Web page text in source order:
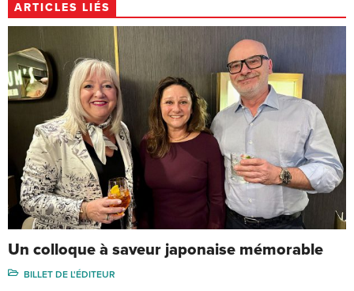
ARTICLES LIÉS
Un colloque à saveur japonaise mémorable
BILLET DE L'ÉDITEUR